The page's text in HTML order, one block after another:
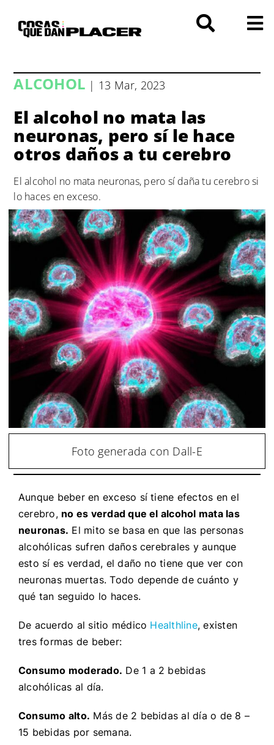
contenido
ALCOHOL | 13 Mar, 2023
El alcohol no mata las
neuronas, pero sí le hace
otros daños a tu cerebro
El alcohol no mata neuronas, pero sí daña tu cerebro si
lo haces en exceso.
Foto generada con Dall-E
Aunque beber en exceso sí tiene efectos en el
cerebro, no es verdad que el alcohol mata las
neuronas. El mito se basa en que las personas
alcohólicas sufren daños cerebrales y aunque
esto sí es verdad, el daño no tiene que ver con
neuronas muertas. Todo depende de cuánto y
qué tan seguido lo haces.
De acuerdo al sitio médico Healthline, existen
tres formas de beber:
Consumo moderado. De 1 a 2 bebidas
alcohólicas al día.
Consumo alto. Más de 2 bebidas al día o de 8 –
15 bebidas por semana.